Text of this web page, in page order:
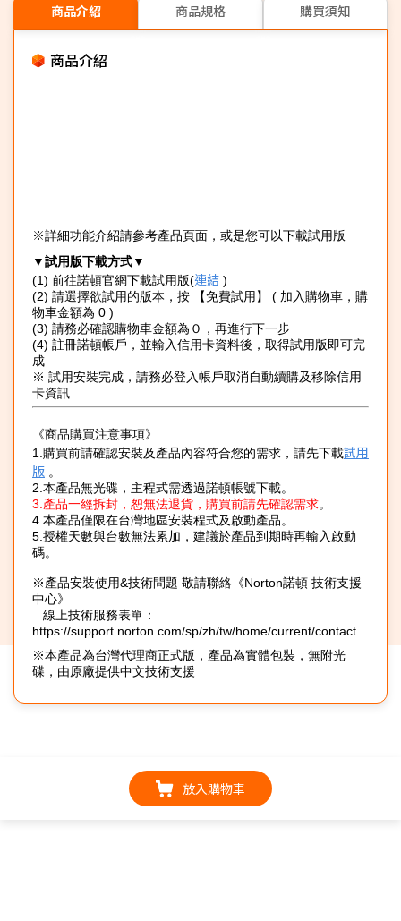
商品介紹 商品規格 購買須知
商品介紹
※詳細功能介紹請參考產品頁面，或是您可以下載試用版
▼試用版下載方式▼
(1) 前往諾頓官網下載試用版(連結 )
(2) 請選擇欲試用的版本，按 【免費試用】 ( 加入購物車，購
物車金額為 0 )
(3) 請務必確認購物車金額為０，再進行下一步
(4) 註冊諾頓帳戶，並輸入信用卡資料後，取得試用版即可完
成
※ 試用安裝完成，請務必登入帳戶取消自動續購及移除信用
卡資訊
《商品購買注意事項》
1.購買前請確認安裝及產品內容符合您的需求，請先下載試用
版 。
2.本產品無光碟，主程式需透過諾頓帳號下載。
3.產品一經拆封，恕無法退貨，購買前請先確認需求。
4.本產品僅限在台灣地區安裝程式及啟動產品。
5.授權天數與台數無法累加，建議於產品到期時再輸入啟動
碼。
※產品安裝使用&技術問題 敬請聯絡《Norton諾頓 技術支援
中心》
線上技術服務表單：
https://support.norton.com/sp/zh/tw/home/current/contact
※本產品為台灣代理商正式版，產品為實體包裝，無附光
碟，由原廠提供中文技術支援
放入購物車